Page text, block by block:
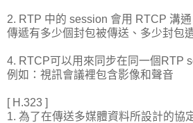
2. RTP 中的 session 會用 RTCP 溝通
傳遞有多少個封包被傳送、多少封包
4. RTCP可以用來同步在同一個RTP
例如：視訊會議裡包含影像和聲音
[ H.323 ]
1. 為了在傳送多媒體資料所設計的協